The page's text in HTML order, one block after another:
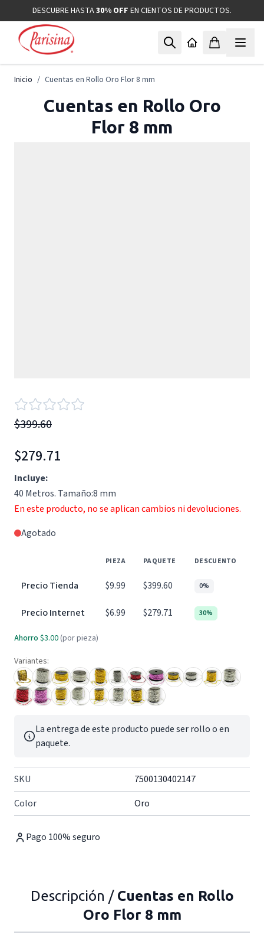
Ir al contenidoDESCUBRE HASTA30% OFF EN CIENTOS DE PRODUCTOS.
Inicio / Cuentas en Rollo Oro Flor 8 mm
Cuentas en Rollo Oro
Flor 8 mm
$399.60
$279.71
Incluye:
40 Metros. Tamaño:8 mm
En este producto, no se aplican cambios ni devoluciones.
Agotado
PIEZA PAQUETE DESCUENTO
Precio Tienda $9.99 $399.60 0%
Precio Internet $6.99 $279.71 30%
Ahorro $3.00 (por pieza)
Variantes:
La entrega de este producto puede ser rollo o en
paquete.
SKU
7500130402147
Color
Oro
Pago 100% seguro
Descripción / Cuentas en Rollo
Oro Flor 8 mm